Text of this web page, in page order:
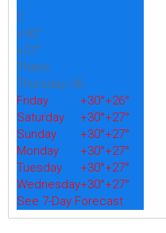
C
+30°
+27°
Thane
Thursday, 06
Friday
+30°+26°
Saturday
+30°+27°
Sunday
+30°+27°
Monday
+30°+27°
Tuesday
+30°+27°
Wednesday+30°+27°
See 7-Day Forecast